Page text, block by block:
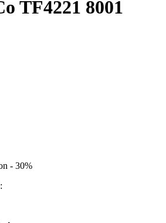
TF4221 8001
- 30%